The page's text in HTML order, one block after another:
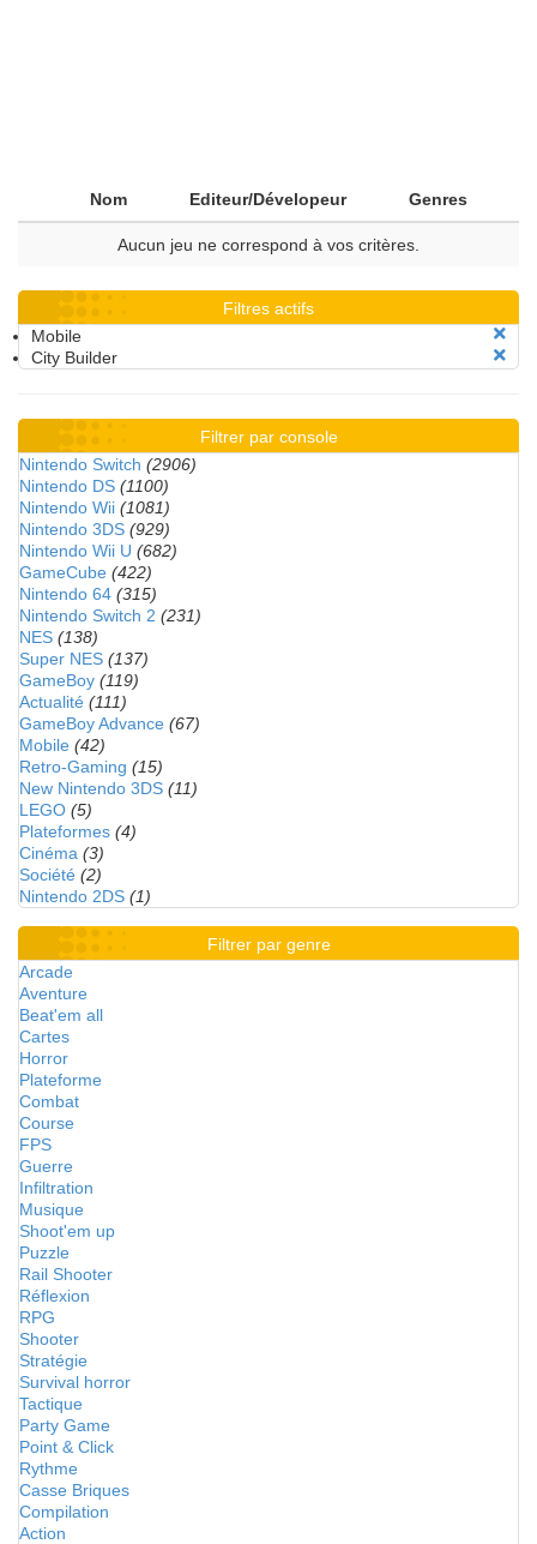
Nom Editeur/Dévelopeur Genres
Aucun jeu ne correspond à vos critères.
Filtres actifs
Mobile
City Builder
Filtrer par console
Nintendo Switch (2906)
Nintendo DS (1100)
Nintendo Wii (1081)
Nintendo 3DS (929)
Nintendo Wii U (682)
GameCube (422)
Nintendo 64 (315)
Nintendo Switch 2 (231)
NES (138)
Super NES (137)
GameBoy (119)
Actualité (111)
GameBoy Advance (67)
Mobile (42)
Retro-Gaming (15)
New Nintendo 3DS (11)
LEGO (5)
Plateformes (4)
Cinéma (3)
Société (2)
Nintendo 2DS (1)
Filtrer par genre
Arcade
Aventure
Beat'em all
Cartes
Horror
Plateforme
Combat
Course
FPS
Guerre
Infiltration
Musique
Shoot'em up
Puzzle
Rail Shooter
Réflexion
RPG
Shooter
Stratégie
Survival horror
Tactique
Party Game
Point & Click
Rythme
Casse Briques
Compilation
Action